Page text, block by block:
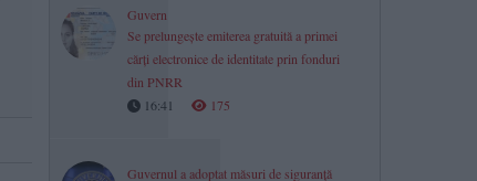
Guvern
Se prelungește emiterea gratuită a primei
cărți electronice de identitate prin fonduri
din PNRR
16:41
175
Guvernul a adoptat măsuri de siguranță